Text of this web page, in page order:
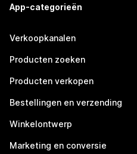
App-categorieën
Verkoopkanalen
Producten zoeken
Producten verkopen
Bestellingen en verzending
Winkelontwerp
Marketing en conversie